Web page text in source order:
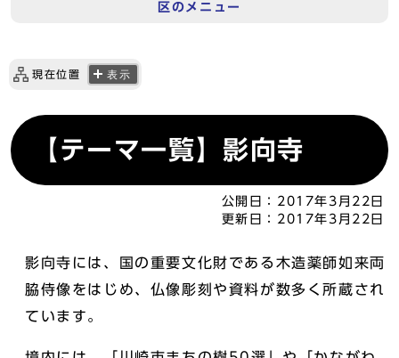
区のメニュー
現在位置 表示
【テーマ一覧】影向寺
公開日： 2017年3月22日
更新日： 2017年3月22日
影向寺には、国の重要文化財である木造薬師如来両
脇侍像をはじめ、仏像彫刻や資料が数多く所蔵され
ています。